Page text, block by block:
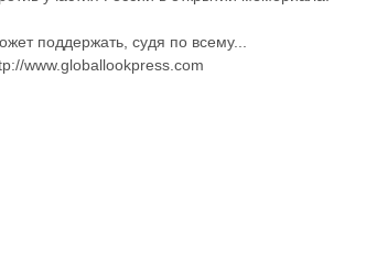
поддержать, судя по всему...
www.globallookpress.com